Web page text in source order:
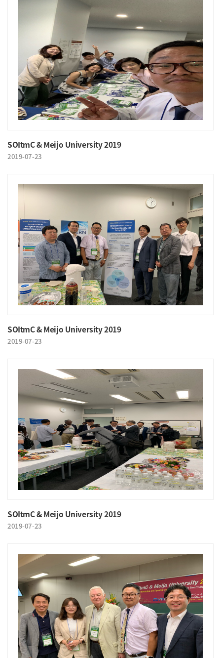
SOItmC & Meijo University 2019
2019-07-23
SOItmC & Meijo University 2019
2019-07-23
SOItmC & Meijo University 2019
2019-07-23